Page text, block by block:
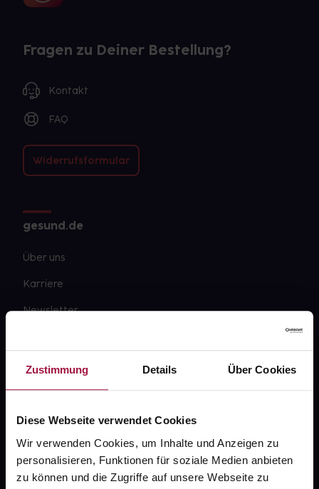
Zustimmung Details Über Cookies
Diese Webseite verwendet Cookies
Wir verwenden Cookies, um Inhalte und Anzeigen zu
personalisieren, Funktionen für soziale Medien anbieten
zu können und die Zugriffe auf unsere Webseite zu
Fragen zu Deiner Bestellung?
Kontakt
FAQ
Widerrufsformular
gesund.de
Über uns
Karriere
Newsletter
PAYBACK
gesund-versorger.de
Sanitätshäuser
Datenschutz